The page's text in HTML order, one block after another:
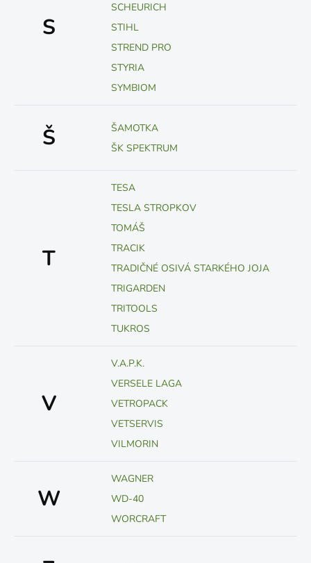
S
SCHEURICH
STIHL
STREND PRO
STYRIA
SYMBIOM
Š
ŠAMOTKA
ŠK SPEKTRUM
T
TESA
TESLA STROPKOV
TOMÁŠ
TRACIK
TRADIČNÉ OSIVÁ STARKÉHO JOJA
TRIGARDEN
TRITOOLS
TUKROS
V
V.A.P.K.
VERSELE LAGA
VETROPACK
VETSERVIS
VILMORIN
W
WAGNER
WD-40
WORCRAFT